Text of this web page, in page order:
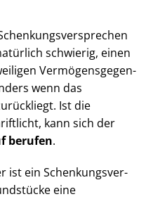
schwierig, einen
Ver­mö­gens­ge­gen­
wenn das
Ist die
kann sich der
berufen.
ist ein Schen­kungs­ver­
eine